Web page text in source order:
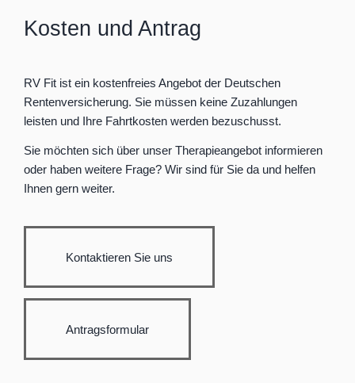
Kosten und Antrag
RV Fit ist ein kostenfreies Angebot der Deutschen
Rentenversicherung. Sie müssen keine Zuzahlungen
leisten und Ihre Fahrtkosten werden bezuschusst.
Sie möchten sich über unser Therapieangebot informieren
oder haben weitere Frage? Wir sind für Sie da und helfen
Ihnen gern weiter.
Kontaktieren Sie uns
Antragsformular